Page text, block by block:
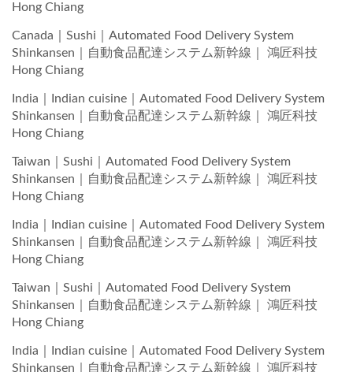
Hong Chiang
Canada｜Sushi｜Automated Food Delivery System
Shinkansen｜自動食品配達システム新幹線｜ 鴻匠科技
Hong Chiang
India｜Indian cuisine｜Automated Food Delivery System
Shinkansen｜自動食品配達システム新幹線｜ 鴻匠科技
Hong Chiang
Taiwan｜Sushi｜Automated Food Delivery System
Shinkansen｜自動食品配達システム新幹線｜ 鴻匠科技
Hong Chiang
India｜Indian cuisine｜Automated Food Delivery System
Shinkansen｜自動食品配達システム新幹線｜ 鴻匠科技
Hong Chiang
Taiwan｜Sushi｜Automated Food Delivery System
Shinkansen｜自動食品配達システム新幹線｜ 鴻匠科技
Hong Chiang
India｜Indian cuisine｜Automated Food Delivery System
Shinkansen｜自動食品配達システム新幹線｜ 鴻匠科技